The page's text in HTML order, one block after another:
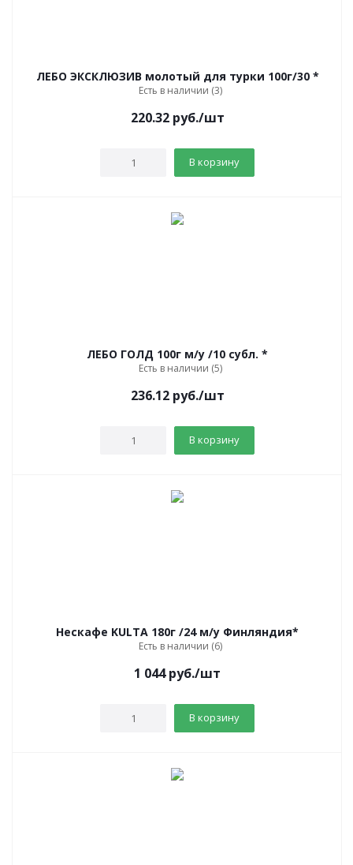
ЛЕБО ЭКСКЛЮЗИВ молотый для турки 100г/30 *
Есть в наличии (3)
220.32руб./шт
В корзину
ЛЕБО ГОЛД 100г м/у /10 субл. *
Есть в наличии (5)
236.12руб./шт
В корзину
Нескафе KULTA 180г /24 м/у Финляндия*
Есть в наличии (6)
1 044руб./шт
В корзину